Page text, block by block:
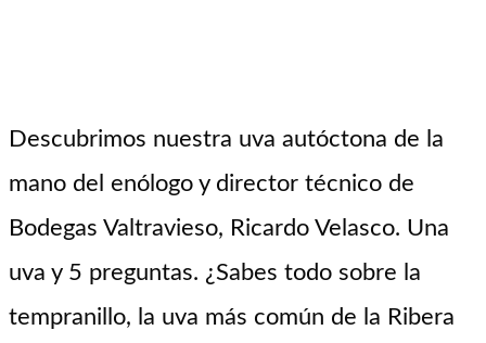
Descubrimos nuestra uva autóctona de la
mano del enólogo y director técnico de
Bodegas Valtravieso, Ricardo Velasco. Una
uva y 5 preguntas. ¿Sabes todo sobre la
tempranillo, la uva más común de la Ribera